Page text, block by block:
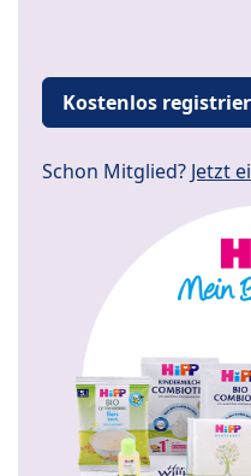
Kostenlos
Schon Mitglied? Jetzt